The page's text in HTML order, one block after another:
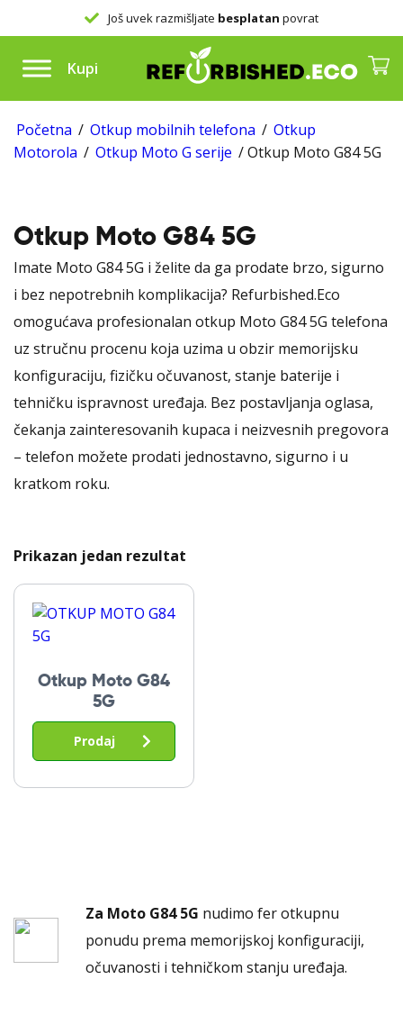
Još uvek razmišljate besplatan povrat
Kupi
Početna / Otkup mobilnih telefona / Otkup
Motorola / Otkup Moto G serije / Otkup Moto G84 5G
Otkup Moto G84 5G
Imate Moto G84 5G i želite da ga prodate brzo, sigurno
i bez nepotrebnih komplikacija? Refurbished.Eco
omogućava profesionalan otkup Moto G84 5G telefona
uz stručnu procenu koja uzima u obzir memorijsku
konfiguraciju, fizičku očuvanost, stanje baterije i
tehničku ispravnost uređaja. Bez postavljanja oglasa,
čekanja zainteresovanih kupaca i neizvesnih pregovora
– telefon možete prodati jednostavno, sigurno i u
kratkom roku.
Prikazan jedan rezultat
Otkup Moto G84
5G
Prodaj
Za Moto G84 5G nudimo fer otkupnu
ponudu prema memorijskoj konfiguraciji,
očuvanosti i tehničkom stanju uređaja.